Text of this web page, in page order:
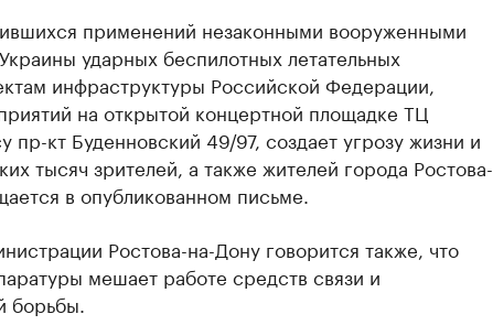
применений незаконными вооруженными
ударных беспилотных летательных
инфраструктуры Российской Федерации,
на открытой концертной площадке ТЦ
пр-кт Буденновский 49/97, создает угрозу жизни и
тысяч зрителей, а также жителей города Ростова-
в опубликованном письме.
Ростова-на-Дону говорится также, что
мешает работе средств связи и
борьбы.